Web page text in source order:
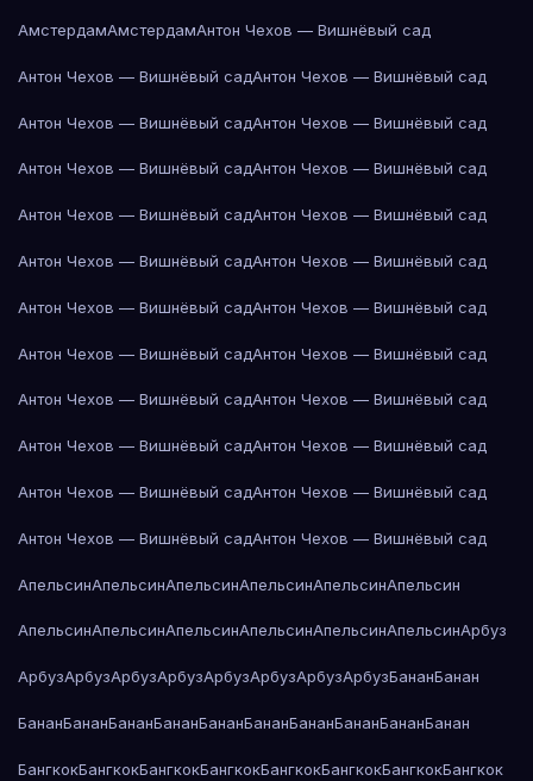
АмстердамАмстердамАнтон Чехов — Вишнёвый сад
Антон Чехов — Вишнёвый садАнтон Чехов — Вишнёвый сад
Антон Чехов — Вишнёвый садАнтон Чехов — Вишнёвый сад
Антон Чехов — Вишнёвый садАнтон Чехов — Вишнёвый сад
Антон Чехов — Вишнёвый садАнтон Чехов — Вишнёвый сад
Антон Чехов — Вишнёвый садАнтон Чехов — Вишнёвый сад
Антон Чехов — Вишнёвый садАнтон Чехов — Вишнёвый сад
Антон Чехов — Вишнёвый садАнтон Чехов — Вишнёвый сад
Антон Чехов — Вишнёвый садАнтон Чехов — Вишнёвый сад
Антон Чехов — Вишнёвый садАнтон Чехов — Вишнёвый сад
Антон Чехов — Вишнёвый садАнтон Чехов — Вишнёвый сад
Антон Чехов — Вишнёвый садАнтон Чехов — Вишнёвый сад
АпельсинАпельсинАпельсинАпельсинАпельсинАпельсин
АпельсинАпельсинАпельсинАпельсинАпельсинАпельсинАрбуз
АрбузАрбузАрбузАрбузАрбузАрбузАрбузАрбузБананБанан
БананБананБананБананБананБананБананБананБананБанан
БангкокБангкокБангкокБангкокБангкокБангкокБангкокБангкок